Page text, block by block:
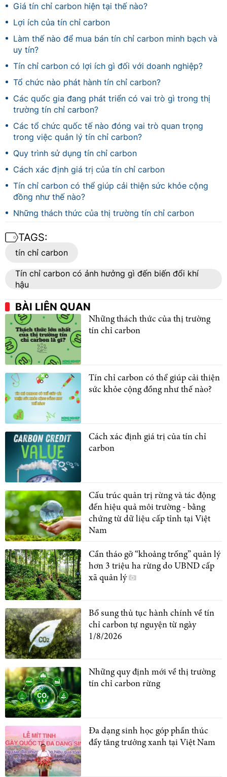
Giá tín chỉ carbon hiện tại thế nào?
Lợi ích của tín chỉ carbon
Làm thế nào để mua bán tín chỉ carbon minh bạch và
uy tín?
Tín chỉ carbon có lợi ích gì đối với doanh nghiệp?
Tổ chức nào phát hành tín chỉ carbon?
Các quốc gia đang phát triển có vai trò gì trong thị
trường tín chỉ carbon?
Các tổ chức quốc tế nào đóng vai trò quan trọng
trong việc quản lý tín chỉ carbon?
Quy trình sử dụng tín chỉ carbon
Cách xác định giá trị của tín chỉ carbon
Tín chỉ carbon có thể giúp cải thiện sức khỏe cộng
đồng như thế nào?
Những thách thức của thị trường tín chỉ carbon
TAGS:
tín chỉ carbon
Tín chỉ carbon có ảnh hưởng gì đến biến đổi khí
hậu
BÀI LIÊN QUAN
Những thách thức của thị trường
tín chỉ carbon
Tín chỉ carbon có thể giúp cải thiện
sức khỏe cộng đồng như thế nào?
Cách xác định giá trị của tín chỉ
carbon
Cấu trúc quản trị rừng và tác động
đến hiệu quả môi trường - bằng
chứng từ dữ liệu cấp tỉnh tại Việt
Nam
Cần tháo gỡ “khoảng trống” quản lý
hơn 3 triệu ha rừng do UBND cấp
xã quản lý
Bổ sung thủ tục hành chính về tín
chỉ carbon tự nguyện từ ngày
1/8/2026
Những quy định mới về thị trường
tín chỉ carbon rừng
Đa dạng sinh học góp phần thúc
đẩy tăng trưởng xanh tại Việt Nam